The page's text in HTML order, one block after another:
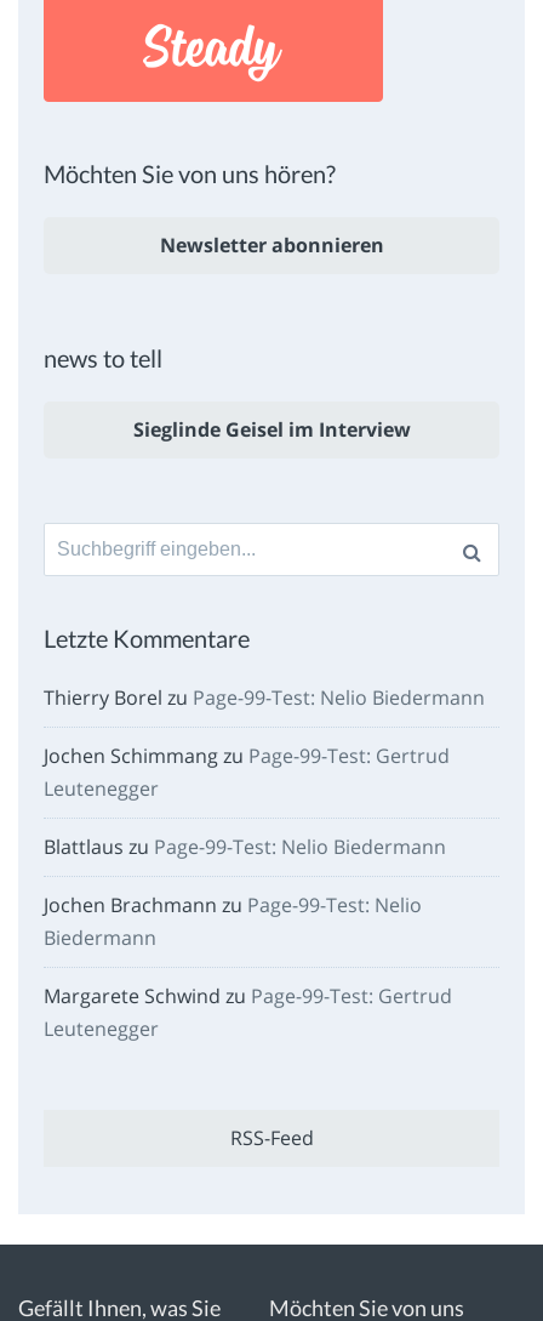
Möchten Sie von uns hören?
Newsletter abonnieren
news to tell
Sieglinde Geisel im Interview
Suche
nach:
Letzte Kommentare
Thierry Borel zu Page-99-Test: Nelio Biedermann
Jochen Schimmangzu Page-99-Test: Gertrud
Leutenegger
Blattlaus zu Page-99-Test: Nelio Biedermann
Jochen Brachmann zu Page-99-Test: Nelio
Biedermann
Margarete Schwind zu Page-99-Test: Gertrud
Leutenegger
RSS-Feed
Gefällt Ihnen, was Sie
Möchten Sie von uns